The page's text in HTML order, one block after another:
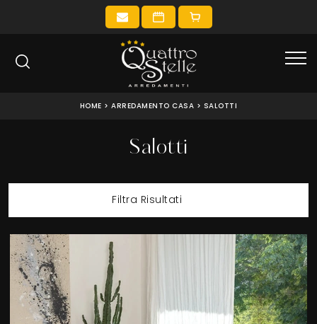
HOME >ARREDAMENTO CASA > SALOTTI
Salotti
Filtra Risultati